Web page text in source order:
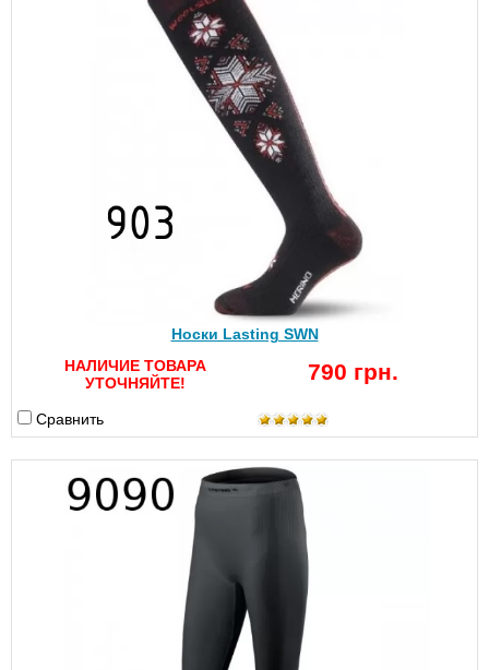
Носки Lasting SWN
НАЛИЧИЕ ТОВАРА
УТОЧНЯЙТЕ!
790 грн.
Сравнить